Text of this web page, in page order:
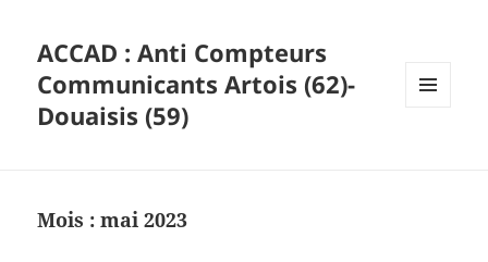
ACCAD : Anti Compteurs
Communicants Artois (62)-
Douaisis (59)
Mois :mai 2023